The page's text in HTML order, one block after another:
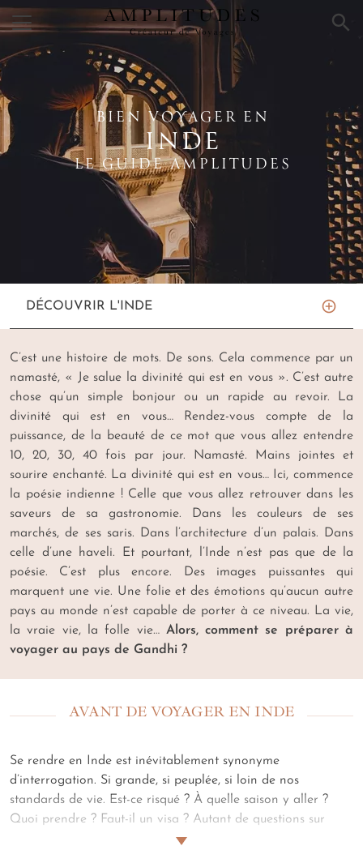
×
BIEN VOYAGER EN
INDE
LE GUIDE AMPLITUDES
DÉCOUVRIR L'INDE
C’est une histoire de mots. De sons. Cela commence par un
namasté, «
Je salue la divinité qui est en vous». C’est autre
chose qu’un simple bonjour ou un rapide au revoir. La
divinité qui est en vous… Rendez-vous compte de la
puissance, de la beauté de ce mot que vous allez entendre
10, 20, 30, 40 fois par jour. Namasté. Mains jointes et
sourire enchanté. La divinité qui est en vous… Ici, commence
la poésie indienne ! Celle que vous allez retrouver dans les
saveurs de sa gastronomie. Dans les couleurs de ses
marchés, de ses saris. Dans l’architecture d’un palais. Dans
celle d’une haveli. Et pourtant, l’Inde n’est pas que de la
poésie. C’est plus encore. Des images puissantes qui
marquent une vie. Une folie et des émotions qu’aucun autre
pays au monde n’est capable de porter à ce niveau. La vie,
la vraie vie, la folle vie… Alors, comment se préparer à
voyager au pays de Gandhi ?
AVANT DE VOYAGER EN INDE
Se rendre en Inde est inévitablement synonyme
d’interrogation. Si grande, si peuplée, si loin de nos
standards de vie. Est-ce risqué ? À quelle saison y aller ?
Quoi prendre ? Faut-il un visa ? Autant de questions sur
nos artisans créateurs de voyages sur mesure